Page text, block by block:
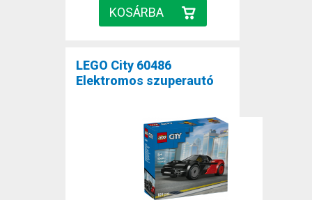
LEGO City 60486
Elektromos szuperautó